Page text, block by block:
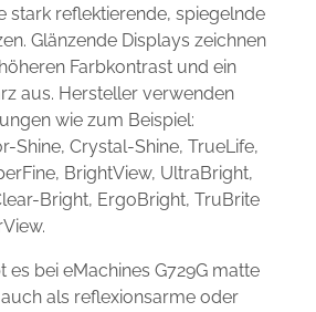
stark reflektierende, spiegelnde
Glänzende Displays zeichnen
Farbkontrast und ein
aus. Hersteller verwenden
wie zum Beispiel:
Shine, Crystal-Shine, TrueLife,
BrightView, UltraBright,
Bright, ErgoBright, TruBrite
bei eMachines G729G matte
als reflexionsarme oder